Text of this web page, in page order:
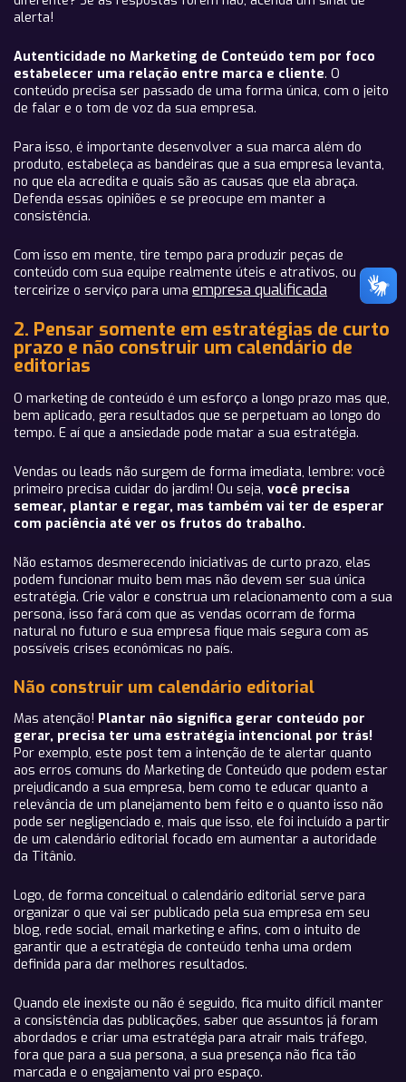
alerta!
Autenticidade no Marketing de Conteúdo tem por foco
estabelecer uma relação entre marca e cliente. O
conteúdo precisa ser passado de uma forma única, com o jeito
de falar e o tom de voz da sua empresa.
Para isso, é importante desenvolver a sua marca além do
produto, estabeleça as bandeiras que a sua empresa levanta,
no que ela acredita e quais são as causas que ela abraça.
Defenda essas opiniões e se preocupe em manter a
consistência.
Com isso em mente, tire tempo para produzir peças de
conteúdo com sua equipe realmente úteis e atrativos, ou
terceirize o serviço para uma empresa qualificada
2. Pensar somente em estratégias de curto
prazo e não construir um calendário de
editorias
O marketing de conteúdo é um esforço a longo prazo mas que,
bem aplicado, gera resultados que se perpetuam ao longo do
tempo. E aí que a ansiedade pode matar a sua estratégia.
Vendas ou leads não surgem de forma imediata, lembre: você
primeiro precisa cuidar do jardim! Ou seja, você precisa
semear, plantar e regar, mas também vai ter de esperar
com paciência até ver os frutos do trabalho.
Não estamos desmerecendo iniciativas de curto prazo, elas
podem funcionar muito bem mas não devem ser sua única
estratégia. Crie valor e construa um relacionamento com a sua
persona, isso fará com que as vendas ocorram de forma
natural no futuro e sua empresa fique mais segura com as
possíveis crises econômicas no país.
Não construir um calendário editorial
Mas atenção! Plantar não significa gerar conteúdo por
gerar, precisa ter uma estratégia intencional por trás!
Por exemplo, este post tem a intenção de te alertar quanto
aos erros comuns do Marketing de Conteúdo que podem estar
prejudicando a sua empresa, bem como te educar quanto a
relevância de um planejamento bem feito e o quanto isso não
pode ser negligenciado e, mais que isso, ele foi incluído a partir
de um calendário editorial focado em aumentar a autoridade
da Titânio.
Logo, de forma conceitual o calendário editorial serve para
organizar o que vai ser publicado pela sua empresa em seu
blog, rede social, email marketing e afins, com o intuito de
garantir que a estratégia de conteúdo tenha uma ordem
definida para dar melhores resultados.
Quando ele inexiste ou não é seguido, fica muito difícil manter
a consistência das publicações, saber que assuntos já foram
abordados e criar uma estratégia para atrair mais tráfego,
fora que para a sua persona, a sua presença não fica tão
marcada e o engajamento vai pro espaço.